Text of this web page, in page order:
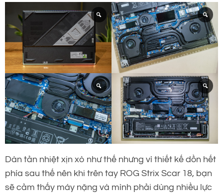
Dàn tản nhiệt xịn xò như thế nhưng vì thiết kế dồn hết
phía sau thế nên khi trên tay ROG Strix Scar 18, bạn
sẽ cảm thấy máy nặng và mình phải dùng nhiều lực